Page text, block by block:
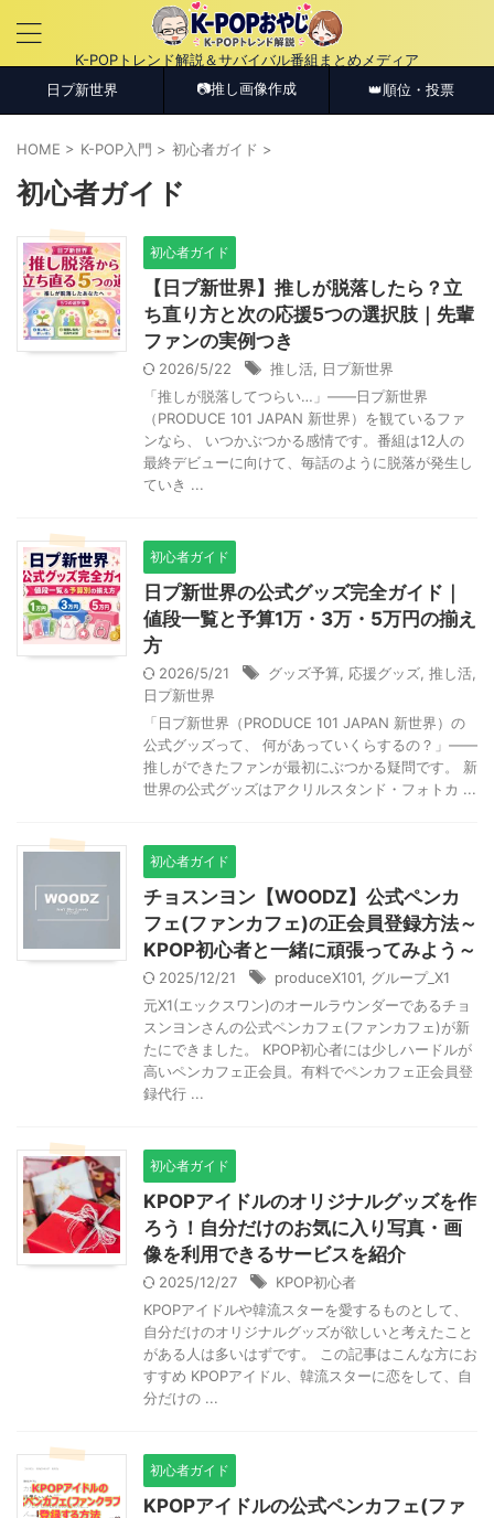
K-POPトレンド解説＆サバイバル番組まとめメディア
日プ新世界 📷推し画像作成 👑順位・投票
HOME > K-POP入門 > 初心者ガイド >
初心者ガイド
初心者ガイド
【日プ新世界】推しが脱落したら？立
ち直り方と次の応援5つの選択肢｜先輩
ファンの実例つき
2026/5/22 推し活
日プ新世界
「推しが脱落してつらい…」——日プ新世界
（PRODUCE 101 JAPAN 新世界）を観ているファ
ンなら、 いつかぶつかる感情です。番組は12人の
最終デビューに向けて、毎話のように脱落が発生し
ていき ...
初心者ガイド
日プ新世界の公式グッズ完全ガイド｜
値段一覧と予算1万・3万・5万円の揃え
方
2026/5/21 グッズ予算 応援グッズ 推し活
日プ新世界
「日プ新世界（PRODUCE 101 JAPAN 新世界）の
公式グッズって、 何があっていくらするの？」——
推しができたファンが最初にぶつかる疑問です。 新
世界の公式グッズはアクリルスタンド・フォトカ ...
初心者ガイド
チョスンヨン【WOODZ】公式ペンカ
フェ(ファンカフェ)の正会員登録方法～
KPOP初心者と一緒に頑張ってみよう～
2025/12/21 produceX101 グループ_X1
元X1(エックスワン)のオールラウンダーであるチョ
スンヨンさんの公式ペンカフェ(ファンカフェ)が新
たにできました。 KPOP初心者には少しハードルが
高いペンカフェ正会員。有料でペンカフェ正会員登
録代行 ...
初心者ガイド
KPOPアイドルのオリジナルグッズを作
ろう！自分だけのお気に入り写真・画
像を利用できるサービスを紹介
2025/12/27
KPOP初心者
KPOPアイドルや韓流スターを愛するものとして、
自分だけのオリジナルグッズが欲しいと考えたこと
がある人は多いはずです。 この記事はこんな方にお
すすめ KPOPアイドル、韓流スターに恋をして、自
分だけの ...
初心者ガイド
KPOPアイドルの公式ペンカフェ(ファ